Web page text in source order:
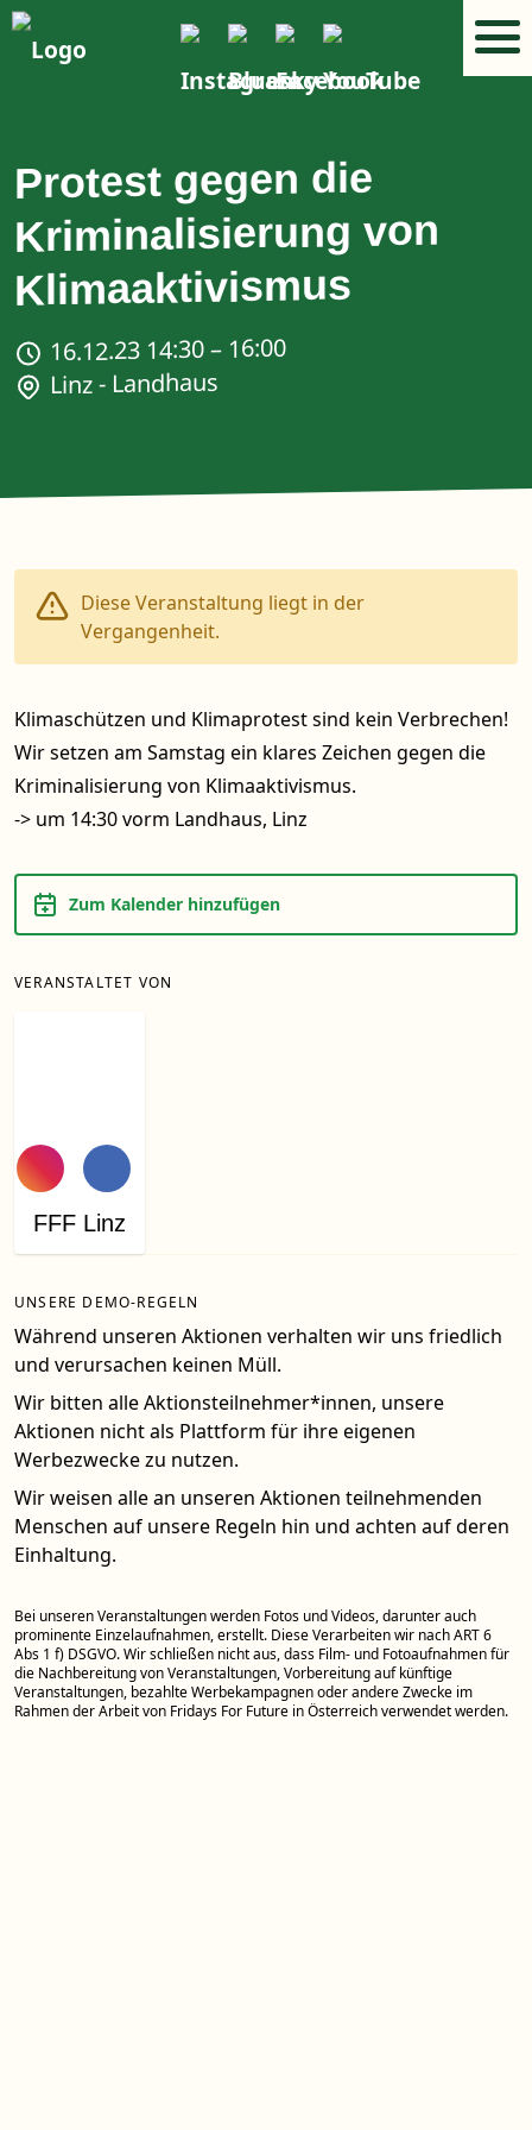
Protest gegen die
Kriminalisierung von
Klimaaktivismus
16.12.23 14:30 – 16:00
Linz - Landhaus
Diese Veranstaltung liegt in der
Vergangenheit.
Klimaschützen und Klimaprotest sind kein Verbrechen!
Wir setzen am Samstag ein klares Zeichen gegen die
Kriminalisierung von Klimaaktivismus.
-> um 14:30 vorm Landhaus, Linz
Zum Kalender hinzufügen
VERANSTALTET VON
FFF Linz
UNSERE DEMO-REGELN
Während unseren Aktionen verhalten wir uns friedlich
und verursachen keinen Müll.
Wir bitten alle Aktionsteilnehmer*innen, unsere
Aktionen nicht als Plattform für ihre eigenen
Werbezwecke zu nutzen.
Wir weisen alle an unseren Aktionen teilnehmenden
Menschen auf unsere Regeln hin und achten auf deren
Einhaltung.
Bei unseren Veranstaltungen werden Fotos und Videos, darunter auch
prominente Einzelaufnahmen, erstellt. Diese Verarbeiten wir nach ART 6
Abs 1 f) DSGVO. Wir schließen nicht aus, dass Film- und Fotoaufnahmen für
die Nachbereitung von Veranstaltungen, Vorbereitung auf künftige
Veranstaltungen, bezahlte Werbekampagnen oder andere Zwecke im
Rahmen der Arbeit von Fridays For Future in Österreich verwendet werden.